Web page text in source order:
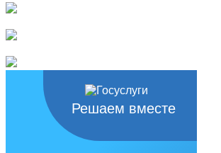
Решаем вместе